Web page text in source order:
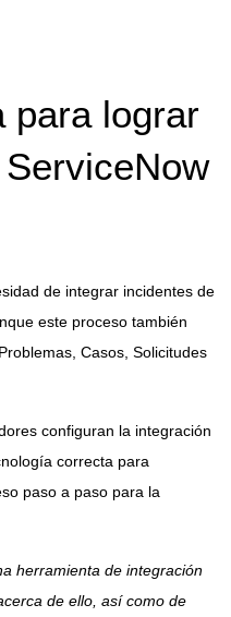
para lograr
de integrar incidentes de
este proceso también
Casos, Solicitudes
configuran la integración
correcta para
paso a paso para la
herramienta de integración
de ello, así como de